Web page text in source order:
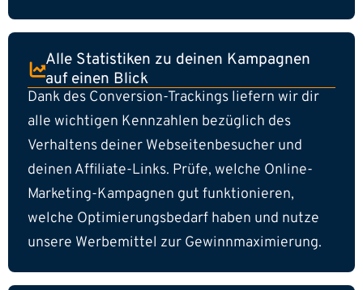
Alle Statistiken zu deinen Kampagnen
auf einen Blick
Dank des Conversion-Trackings liefern wir dir
alle wichtigen Kennzahlen bezüglich des
Verhaltens deiner Webseitenbesucher und
deinen Affiliate-Links. Prüfe, welche Online-
Marketing-Kampagnen gut funktionieren,
welche Optimierungsbedarf haben und nutze
unsere Werbemittel zur Gewinnmaximierung.